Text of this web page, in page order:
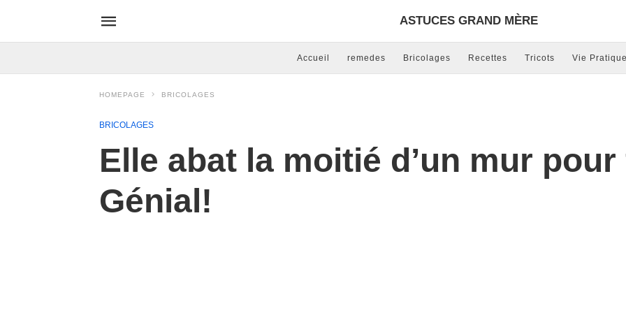
ASTUCES GRAND MÈRE
Accueil remedes Bricolages Recettes Tricots Vie Pratique
HOMEPAGE BRICOLAGES
BRICOLAGES
Elle abat la moitié d’un mur
Génial!